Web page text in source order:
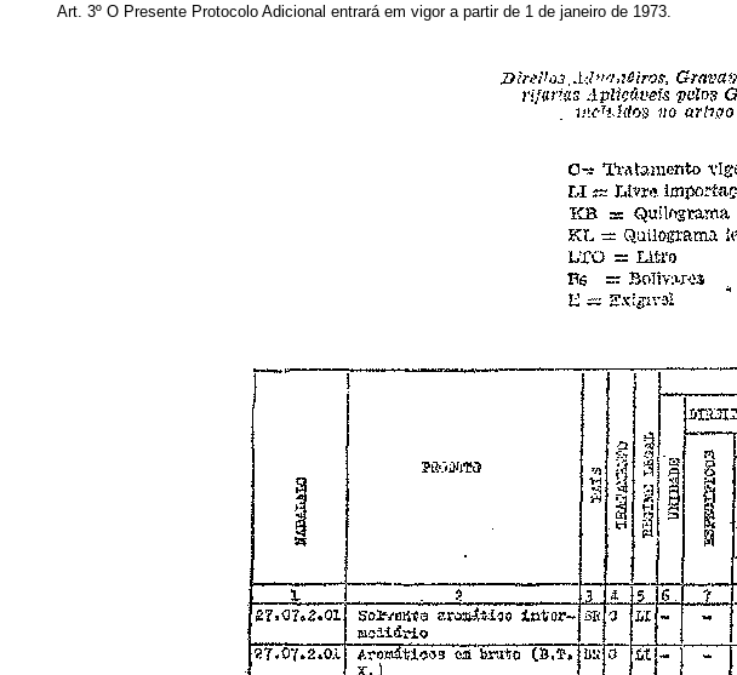
Art. 3º O Presente Protocolo Adicional entrará em vigor a partir de 1 de janeiro de 1973.